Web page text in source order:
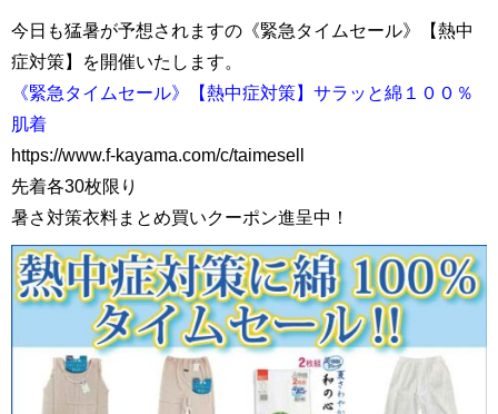
今日も猛暑が予想されますの《緊急タイムセール》【熱中
症対策】を開催いたします。
《緊急タイムセール》【熱中症対策】サラッと綿１００％
肌着
https://www.f-kayama.com/c/taimesell
先着各30枚限り
暑さ対策衣料まとめ買いクーポン進呈中！